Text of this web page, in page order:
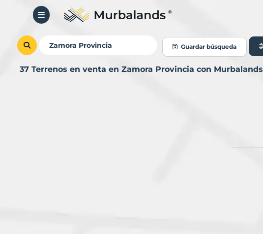
Guardar búsqueda
37 Terrenos en venta en Zamora Provincia con Murbalands